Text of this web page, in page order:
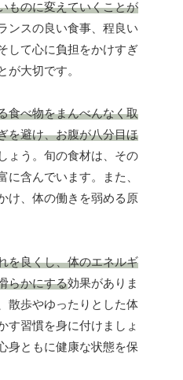
ものに変えていくことが
ンスの良い食事、程良い
して心に負担をかけすぎ
が大切です。
食べ物をまんべんなく取
を避け、お腹が八分目ほ
ょう。旬の食材は、その
に含んでいます。また、
け、体の働きを弱める原
を良くし、体のエネルギ
らかにする効果がありま
散歩やゆったりとした体
す習慣を身に付けましょ
身ともに健康な状態を保